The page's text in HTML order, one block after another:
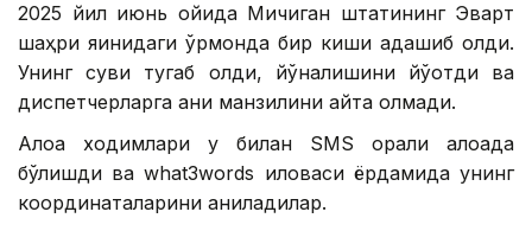
2025 йил июнь ойида Мичиган штатининг Эварт
шаҳри яқинидаги ўрмонда бир киши адашиб қолди.
Унинг суви тугаб қолди, йўналишини йўқотди ва
диспетчерларга аниқ манзилини айта олмади.
Алоқа ходимлари у билан SМS орқали алоқада
бўлишди ва what3words иловаси ёрдамида унинг
координаталарини аниқладилар.